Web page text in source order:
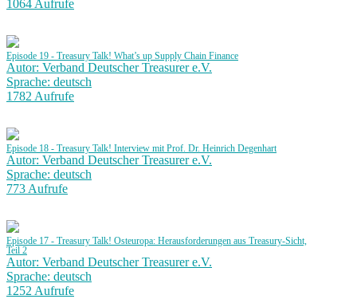
1064 Aufrufe
Episode 19 - Treasury Talk! What’s up Supply Chain Finance
Autor: Verband Deutscher Treasurer e.V.
Sprache: deutsch
1782 Aufrufe
Episode 18 - Treasury Talk! Interview mit Prof. Dr. Heinrich Degenhart
Autor: Verband Deutscher Treasurer e.V.
Sprache: deutsch
773 Aufrufe
Episode 17 - Treasury Talk! Osteuropa: Herausforderungen aus Treasury-Sicht,
Teil 2
Autor: Verband Deutscher Treasurer e.V.
Sprache: deutsch
1252 Aufrufe